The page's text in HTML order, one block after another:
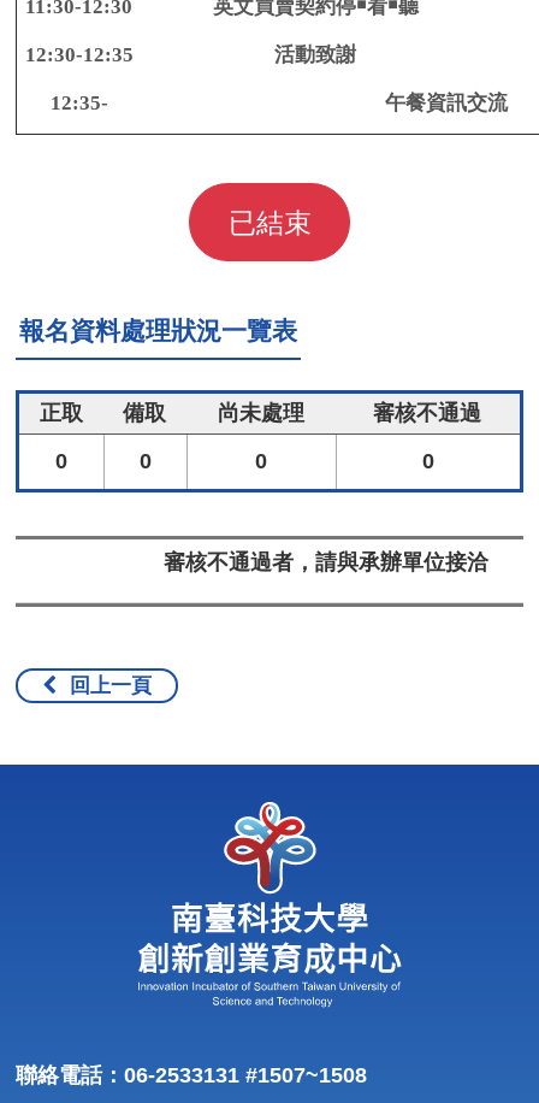
11:30-12:30 英文買賣契約停￭看￭聽
12:30-12:35 活動致謝
12:35- 午餐資訊交流
已結束
報名資料處理狀況一覽表
正取 備取 尚未處理
審核不通過
0
0 0 0
審核不通過者，請與承辦單位接洽
回上一頁
聯絡電話：06-2533131 #1507~1508